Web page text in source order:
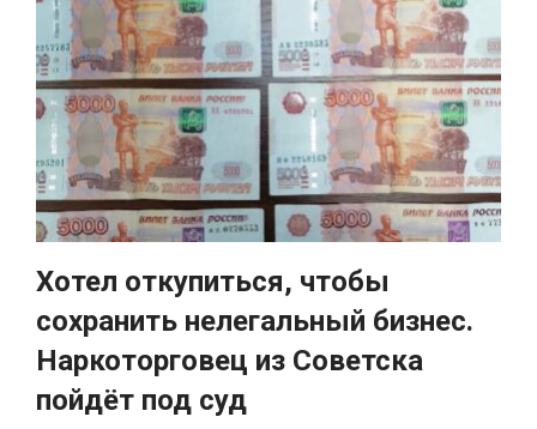
Хотел откупиться, чтобы
сохранить нелегальный бизнес.
Наркоторговец из Советска
пойдёт под суд